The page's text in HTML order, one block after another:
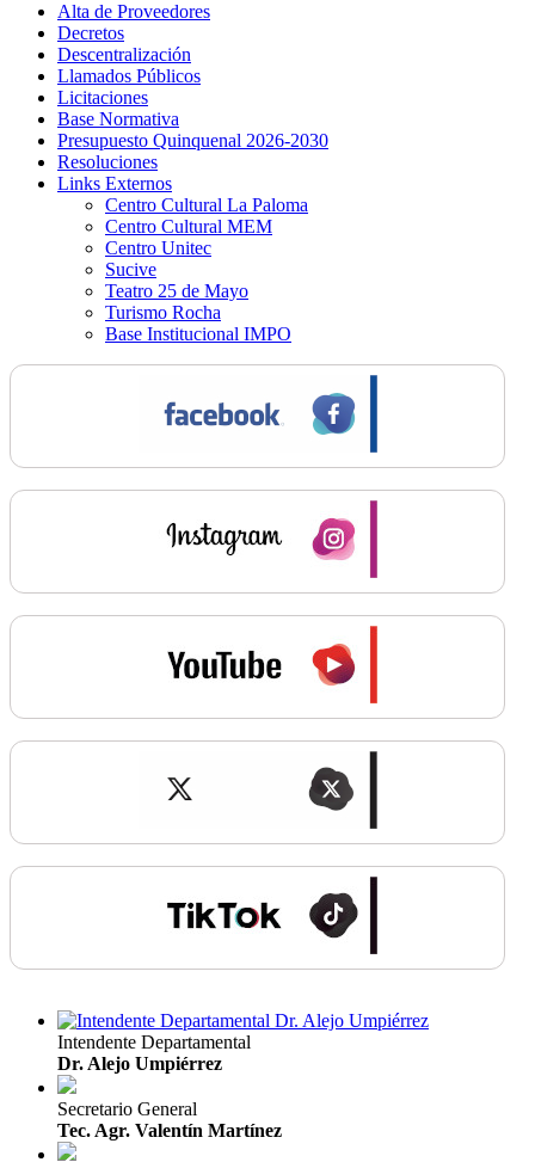
Alta de Proveedores
Decretos
Descentralización
Llamados Públicos
Licitaciones
Base Normativa
Presupuesto Quinquenal 2026-2030
Resoluciones
Links Externos
Centro Cultural La Paloma
Centro Cultural MEM
Centro Unitec
Sucive
Teatro 25 de Mayo
Turismo Rocha
Base Institucional IMPO
Intendente Departamental
Dr. Alejo Umpiérrez
Secretario General
Tec. Agr. Valentín Martínez